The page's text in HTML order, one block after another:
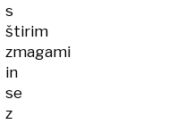
s
štirim
zmagami
in
se
z